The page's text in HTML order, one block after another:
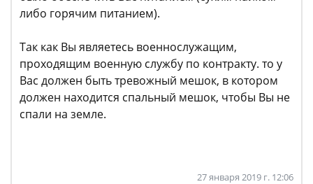
либо горячим питанием).
Так как Вы являетесь военнослужащим,
проходящим военную службу по контракту. то у
Вас должен быть тревожный мешок, в котором
должен находится спальный мешок, чтобы Вы не
спали на земле.
27 января 2019 г. 12:06